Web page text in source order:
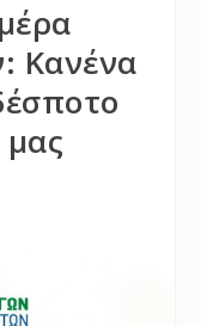
Κανένα